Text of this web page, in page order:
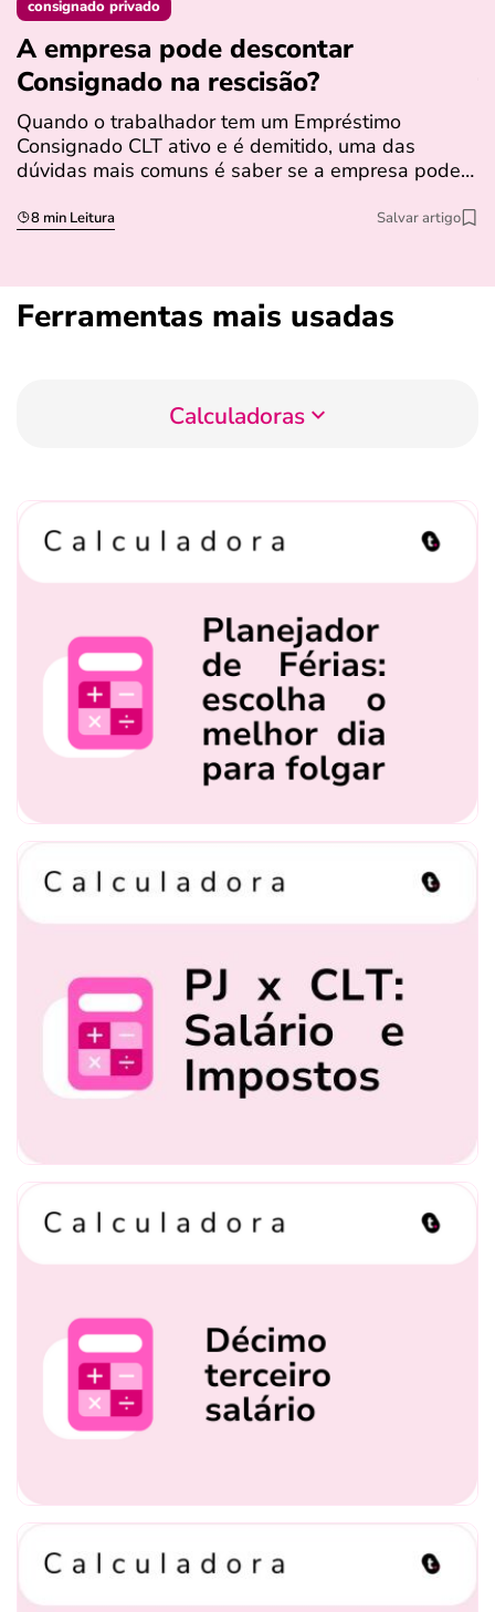
consignado privado
A empresa pode descontar
Consignado na rescisão​?
Quando o trabalhador tem um Empréstimo
Consignado CLT ativo e é demitido, uma das
dúvidas mais comuns é saber se a empresa pode…
8 min Leitura Salvar artigo
Ferramentas mais usadas
Calculadoras